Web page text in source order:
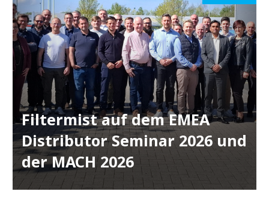
Filtermist auf dem EMEA
Distributor Seminar 2026 und
der MACH 2026